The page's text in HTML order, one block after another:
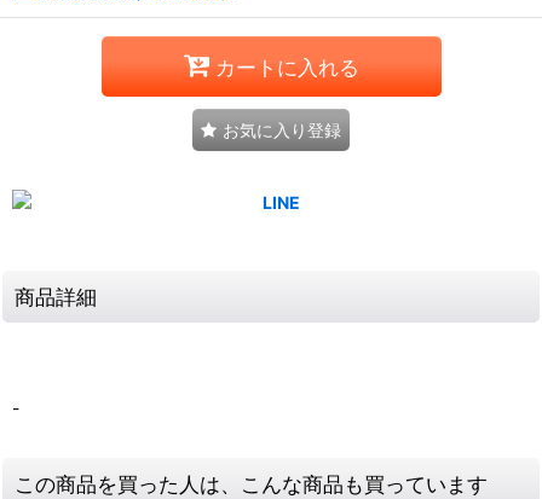
カートに入れる
お気に入り登録
商品詳細
-
この商品を買った人は、こんな商品も買っています